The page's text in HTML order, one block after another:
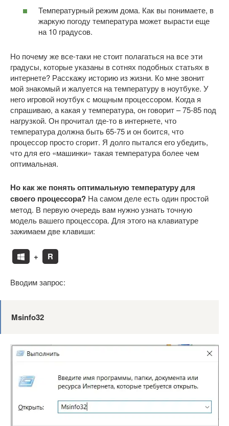
Температурный режим дома. Как вы понимаете, в
жаркую погоду температура может вырасти еще
на 10 градусов.
Но почему же все-таки не стоит полагаться на все эти
градусы, которые указаны в сотнях подобных статьях в
интернете? Расскажу историю из жизни. Ко мне звонит
мой знакомый и жалуется на температуру в ноутбуке. У
него игровой ноутбук с мощным процессором. Когда я
спрашиваю, а какая у температура, он говорит – 75-85 под
нагрузкой. Он прочитал где-то в интернете, что
температура должна быть 65-75 и он боится, что
процессор просто сгорит. Я долго пытался его убедить,
что для его «машинки» такая температура более чем
оптимальная.
Но как же понять оптимальную температуру для
своего процессора? На самом деле есть один простой
метод. В первую очередь вам нужно узнать точную
модель вашего процессора. Для этого на клавиатуре
зажимаем две клавиши:
+ R
Вводим запрос:
Msinfo32